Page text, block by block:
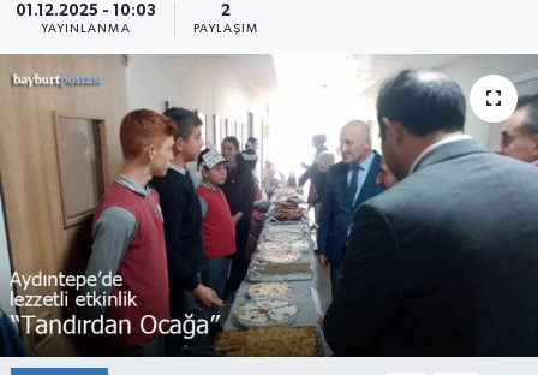
01.12.2025 - 10:03
YAYINLANMA
2
PAYLAŞIM